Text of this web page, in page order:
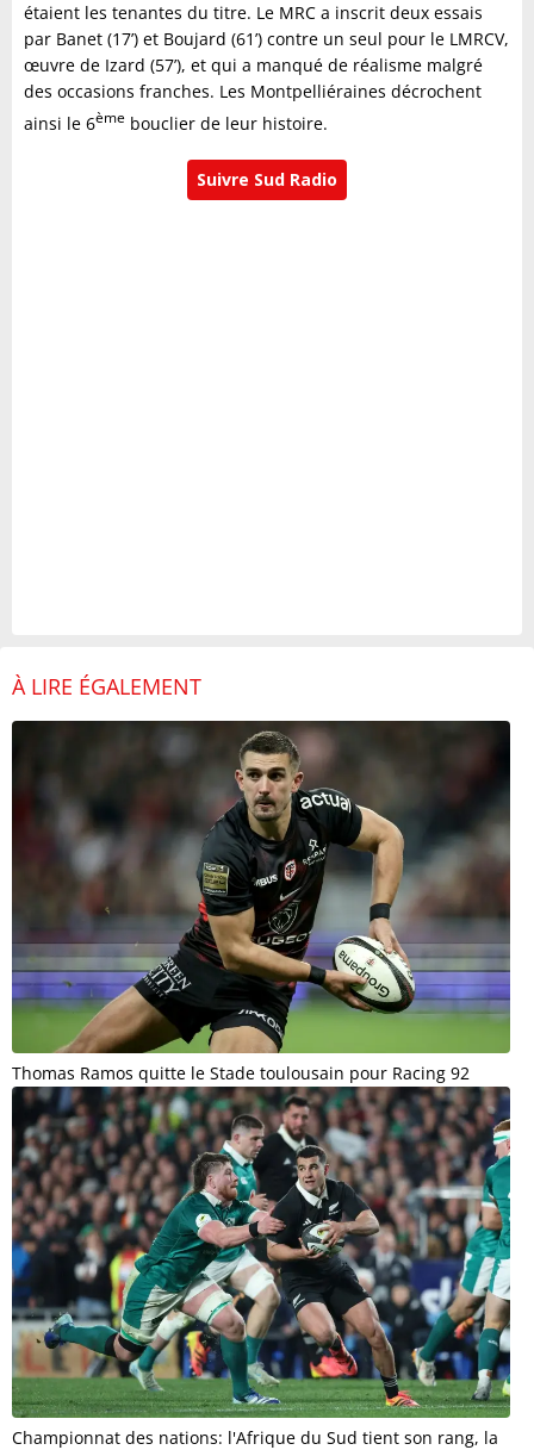
étaient les tenantes du titre. Le MRC a inscrit deux essais
par Banet (17’) et Boujard (61’) contre un seul pour le LMRCV,
œuvre de Izard (57’), et qui a manqué de réalisme malgré
des occasions franches. Les Montpelliéraines décrochent
ainsi le 6ème bouclier de leur histoire.
Suivre Sud Radio
À LIRE ÉGALEMENT
Thomas Ramos quitte le Stade toulousain pour Racing 92
Championnat des nations: l'Afrique du Sud tient son rang, la